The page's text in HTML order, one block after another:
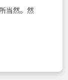
当然。然